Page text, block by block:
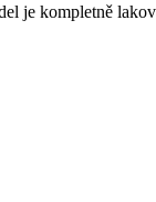
kompletně